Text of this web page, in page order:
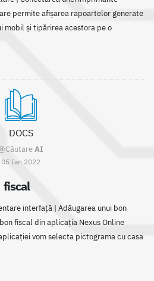
permite afișarea rapoartelor generate
mobil și tipărirea acestora pe o
DOCS
AI
05 Ian 2022
fiscal
interfaţă | Adăugarea unui bon
fiscal din aplicația Nexus Online
vom selecta pictograma cu casa